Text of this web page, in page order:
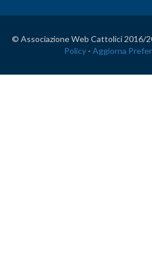
© Associazione Web Cattolici 2016/
Policy - Aggiorna